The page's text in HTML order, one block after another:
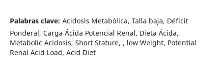
Palabras clave: Acidosis Metabólica, Talla baja, Déficit
Ponderal, Carga Ácida Potencial Renal, Dieta Ácida,
Metabolic Acidosis, Short Stature, , low Weight, Potential
Renal Acid Load, Acid Diet